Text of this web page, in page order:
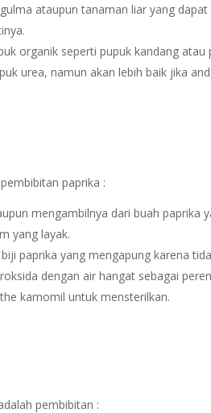
ataupun tanaman liar yang
organik seperti pupuk kandang atau
urea, namun akan lebih baik jika
paprika :
mengambilnya dari buah paprika
yang layak.
paprika yang mengapung karena
dengan air hangat sebagai
kamomil untuk mensterilkan.
pembibitan :